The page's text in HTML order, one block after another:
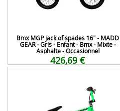
Bmx MGP jack of spades 16" - MADD
GEAR - Gris - Enfant - Bmx - Mixte -
Asphalte - Occasionnel
426,69 €